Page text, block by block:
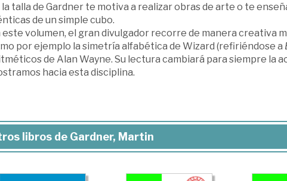
la talla de Gardner te motiva a realizar obras de arte o te
de un simple cubo.
este volumen, el gran divulgador recorre de manera creativa
por ejemplo la simetría alfabética de Wizard (refiriéndose a
de Alan Wayne. Su lectura cambiará para siempre la
hacia esta disciplina.
libros de Gardner, Martin